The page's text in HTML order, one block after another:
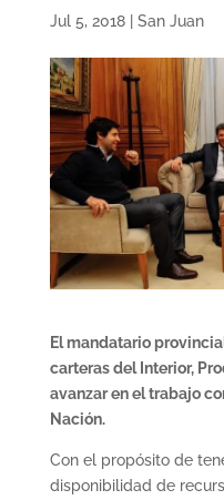
Jul 5, 2018| San Juan
El mandatario
carteras del Interior,
avanzar en el trabajo
Nación.
Con el propósito de
disponibilidad de